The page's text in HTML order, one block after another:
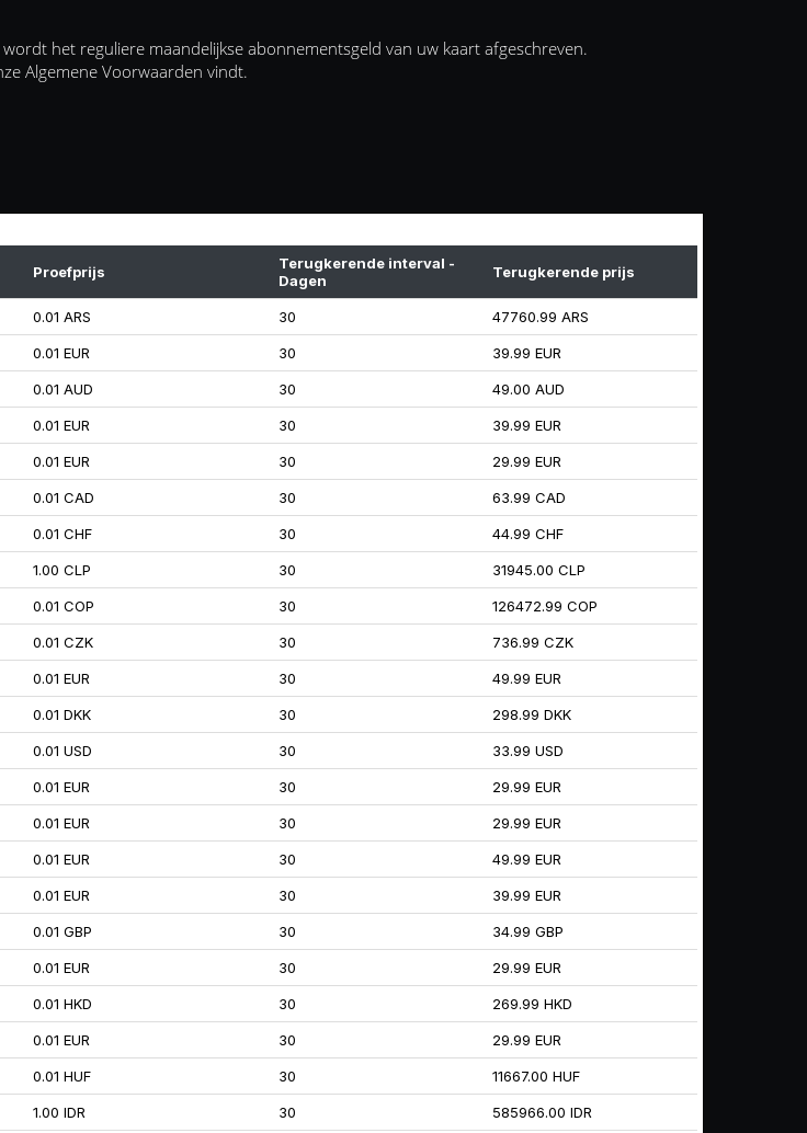
het reguliere maandelijkse abonnementsgeld van uw kaart afgeschreven.
Algemene Voorwaarden vindt.
Proefprijs
Terugkerende interval -
Dagen
Terugkerende prijs
0.01 ARS 30 47760.99 ARS
0.01 EUR 30 39.99 EUR
0.01 AUD 30 49.00 AUD
0.01 EUR 30 39.99 EUR
0.01 EUR 30 29.99 EUR
0.01 CAD 30 63.99 CAD
0.01 CHF 30 44.99 CHF
1.00 CLP 30 31945.00 CLP
0.01 COP 30 126472.99 COP
0.01 CZK 30 736.99 CZK
0.01 EUR 30 49.99 EUR
0.01 DKK 30 298.99 DKK
0.01 USD 30 33.99 USD
0.01 EUR 30 29.99 EUR
0.01 EUR 30 29.99 EUR
0.01 EUR 30 49.99 EUR
0.01 EUR 30 39.99 EUR
0.01 GBP 30 34.99 GBP
0.01 EUR 30 29.99 EUR
0.01 HKD 30 269.99 HKD
0.01 EUR 30 29.99 EUR
0.01 HUF 30 11667.00 HUF
1.00 IDR 30 585966.00 IDR